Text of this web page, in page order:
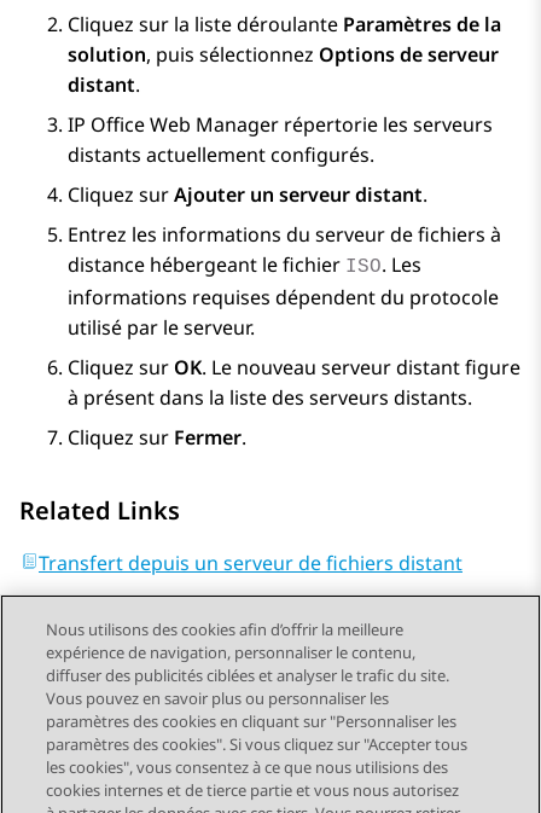
Cliquez sur la liste déroulante Paramètres de la
solution, puis sélectionnez Options de serveur
distant.
IP Office Web Manager répertorie les serveurs
distants actuellement configurés.
Cliquez surAjouter un serveur distant.
Entrez les informations du serveur de fichiers à
distance hébergeant le fichier ISO. Les
informations requises dépendent du protocole
utilisé par le serveur.
Cliquez sur OK. Le nouveau serveur distant figure
à présent dans la liste des serveurs distants.
Cliquez sur Fermer.
Related Links
Transfert depuis un serveur de fichiers distant
Send Feedback
Nous utilisons des cookies afin d’offrir la meilleure
expérience de navigation, personnaliser le contenu,
diffuser des publicités ciblées et analyser le trafic du site.
Vous pouvez en savoir plus ou personnaliser les
paramètres des cookies en cliquant sur "Personnaliser les
paramètres des cookies". Si vous cliquez sur "Accepter tous
les cookies", vous consentez à ce que nous utilisions des
cookies internes et de tierce partie et vous nous autorisez